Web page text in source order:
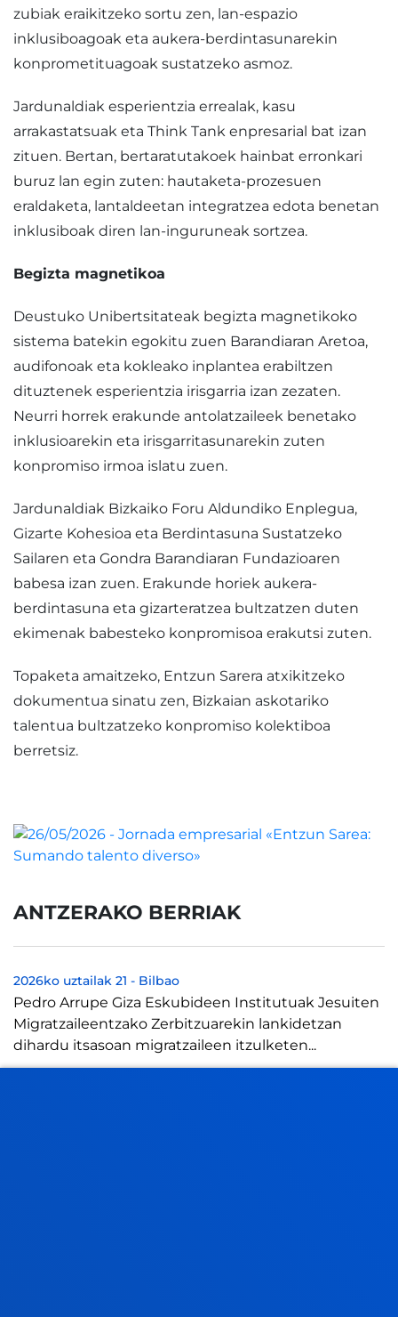
zubiak eraikitzeko sortu zen, lan-espazio
inklusiboagoak eta aukera-berdintasunarekin
konprometituagoak sustatzeko asmoz.
Jardunaldiak esperientzia errealak, kasu
arrakastatsuak eta Think Tank enpresarial bat izan
zituen. Bertan, bertaratutakoek hainbat erronkari
buruz lan egin zuten: hautaketa-prozesuen
eraldaketa, lantaldeetan integratzea edota benetan
inklusiboak diren lan-inguruneak sortzea.
Begizta magnetikoa
Deustuko Unibertsitateak begizta magnetikoko
sistema batekin egokitu zuen Barandiaran Aretoa,
audifonoak eta kokleako inplantea erabiltzen
dituztenek esperientzia irisgarria izan zezaten.
Neurri horrek erakunde antolatzaileek benetako
inklusioarekin eta irisgarritasunarekin zuten
konpromiso irmoa islatu zuen.
Jardunaldiak Bizkaiko Foru Aldundiko Enplegua,
Gizarte Kohesioa eta Berdintasuna Sustatzeko
Sailaren eta Gondra Barandiaran Fundazioaren
babesa izan zuen. Erakunde horiek aukera-
berdintasuna eta gizarteratzea bultzatzen duten
ekimenak babesteko konpromisoa erakutsi zuten.
Topaketa amaitzeko, Entzun Sarera atxikitzeko
dokumentua sinatu zen, Bizkaian askotariko
talentua bultzatzeko konpromiso kolektiboa
berretsiz.
ANTZERAKO BERRIAK
2026ko uztailak 21 - Bilbao
Pedro Arrupe Giza Eskubideen Institutuak Jesuiten
Migratzaileentzako Zerbitzuarekin lankidetzan
dihardu itsasoan migratzaileen itzulketen...